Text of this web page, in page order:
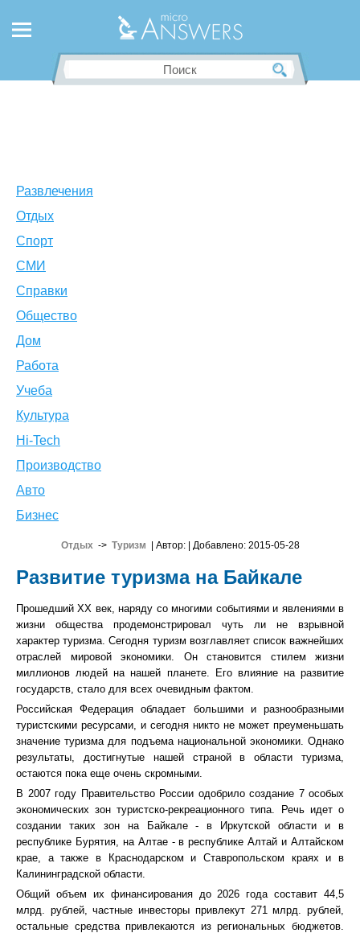
Развлечения
Отдых
Спорт
СМИ
Справки
Общество
Дом
Работа
Учеба
Культура
Hi-Tech
Производство
Авто
Бизнес
Отдых-> Туризм | Автор: | Добавлено: 2015-05-28
Развитие туризма на Байкале
Прошедший ХХ век, наряду со многими событиями и явлениями в
жизни общества продемонстрировал чуть ли не взрывной
характер туризма. Сегодня туризм возглавляет список важнейших
отраслей мировой экономики. Он становится стилем жизни
миллионов людей на нашей планете. Его влияние на развитие
государств, стало для всех очевидным фактом.
Российская Федерация обладает большими и разнообразными
туристскими ресурсами, и сегодня никто не может преуменьшать
значение туризма для подъема национальной экономики. Однако
результаты, достигнутые нашей страной в области туризма,
остаются пока еще очень скромными.
В 2007 году Правительство России одобрило создание 7 особых
экономических зон туристско-рекреационного типа. Речь идет о
создании таких зон на Байкале - в Иркутской области и в
республике Бурятия, на Алтае - в республике Алтай и Алтайском
крае, а также в Краснодарском и Ставропольском краях и в
Калининградской области.
Общий объем их финансирования до 2026 года составит 44,5
млрд. рублей, частные инвесторы привлекут 271 млрд. рублей,
остальные средства привлекаются из региональных бюджетов.